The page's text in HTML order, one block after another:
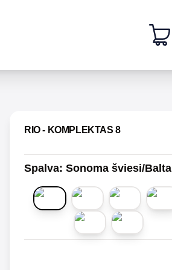
RIO - KOMPLEKTAS 8
Spalva: Sonoma šviesi/Balta